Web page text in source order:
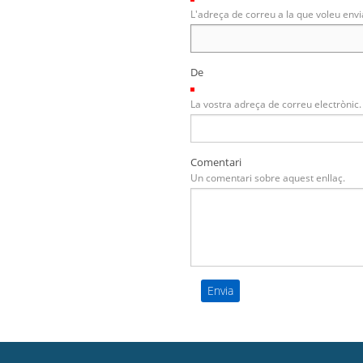
L'adreça de correu a la que voleu
De
La vostra adreça de correu electrònic.
Comentari
Un comentari sobre aquest enllaç.